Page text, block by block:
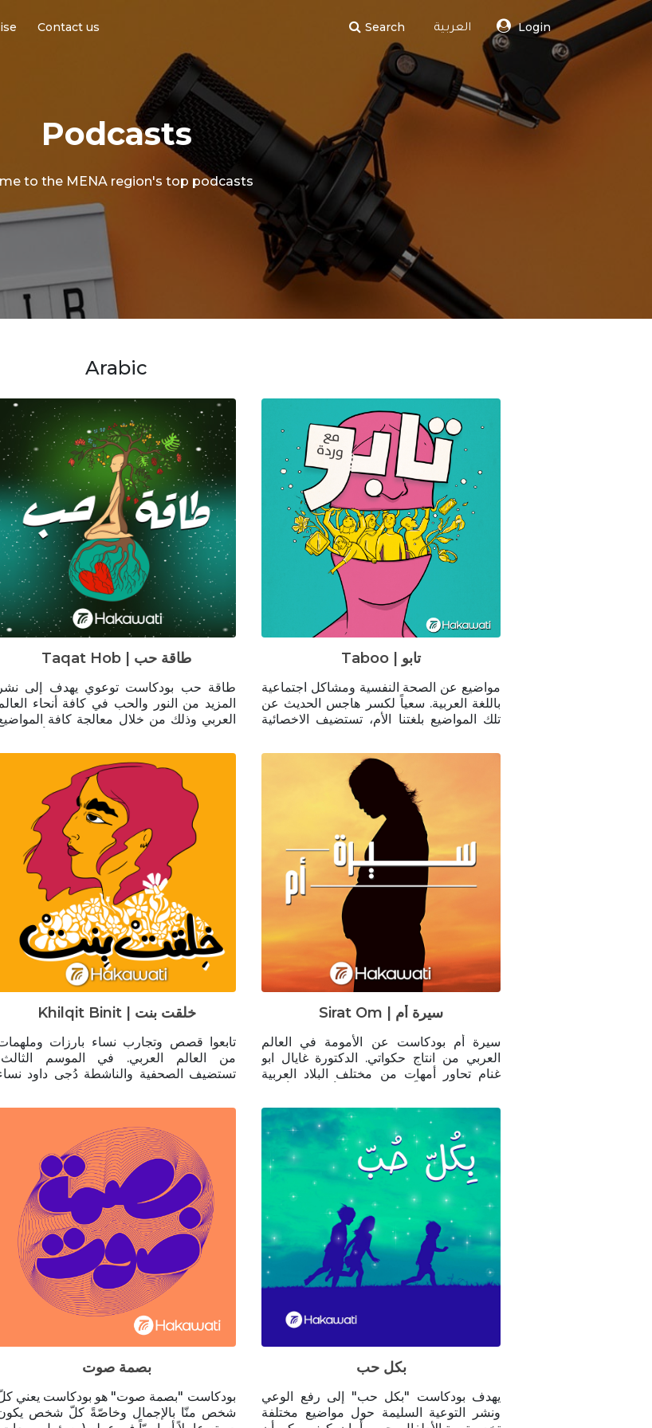
Contact us Search العربية Login
Podcasts
to the MENA region's top podcasts
Arabic
Taqat Hob | طاقة حب
طاقة حب بودكاست توعوي يهدف إلى نشر
المزيد من النور والحب في كافة أنحاء
العربي وذلك من خلال معالجة كافة
تقدم لنا ميراي حمال الاختصاصية في
بالريكي مواضيع عديدة ومختلفة من صلب
حياتنا اليومية تشرح فيها كيف يمكن للإنسان أن
يطور ويحسن حياته على كافة الأصعدة من
خلال فهم مبدأ الطاقة وكيفية انعكاسها على
مسار حياتنا. للتواصل مع ميراي:
mireille_hammal
Taboo | تابو
مواضيع عن الصحة النفسية ومشاكل اجتماعية
باللغة العربية. سعياً لكسر هاجس الحديث عن
تلك المواضيع بلغتنا الأم، تستضيف الاخصائية
يشاركون تجربتهم مع اضطراب نفسي أو
موضوع اجتماعي. تواصلوا مع ورده هنا:
www.instagram.com/wardeboudaher
تصميم الغلاف: تيفاني مجاعص
Khilqit Binit | خلقت بنت
تابعوا قصص وتجارب نساء بارزات
من العالم العربي. في الموسم
تستضيف الصحفية والناشطة دُجى داود
إنجازاتهم وقصص نجاحِهم المُلهمة. منتج
Sirat Om | سيرة أم
سيرة أم بودكاست عن الأمومة في العالم
العربي من انتاج حكواتي. الدكتورة غايال ابو
غنام تحاور أمهات من مختلف البلاد العربية
الأمومة في عالمنا العربي.
بصمة صوت
بودكاست "بصمة صوت" هو بودكاست يعني
شخص منّا بالإجمال وخاصّةً كلّ شخص
بكل حب
يهدف بودكاست "بكل حب" إلى رفع الوعي
ونشر التوعية السليمة حول مواضيع مختلفة